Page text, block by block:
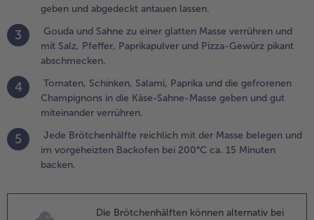
mit
Masse
und
bei
ca. 15
geben und abgedeckt antauen lassen.
3
Gouda und Sahne zu einer glatten Masse verrühren und
mit Salz, Pfeffer, Paprikapulver und Pizza-Gewürz pikant
abschmecken.
4
Tomaten, Schinken, Salami, Paprika und die gefrorenen
Champignons in die Käse-Sahne-Masse geben und gut
miteinander verrühren.
5
Jede Brötchenhälfte reichlich mit der Masse belegen und
im vorgeheizten Backofen bei 200°C ca. 15 Minuten
backen.
Die Brötchenhälften können alternativ bei